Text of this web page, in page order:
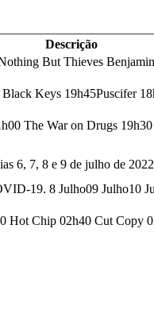
Descrição
But Thieves
Keys 19h45Puscifer
The War on Drugs
6, 7, 8 e 9 de julho de
19. 8 Julho09 Julho10
Hot Chip 02h40 Cut